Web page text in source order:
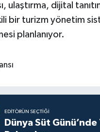
ulaştırma, dijital
bir turizm yönetim
planlanıyor.
EDITÖRÜN SEÇTIĞI
Dünya Süt